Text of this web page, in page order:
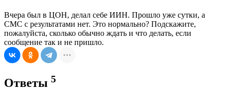
Вчера был в ЦОН, делал себе ИИН. Прошло уже сутки, а
СМС с результатами нет. Это нормально? Подскажите,
пожалуйста, сколько обычно ждать и что делать, если
сообщение так и не пришло.
Ответы 5